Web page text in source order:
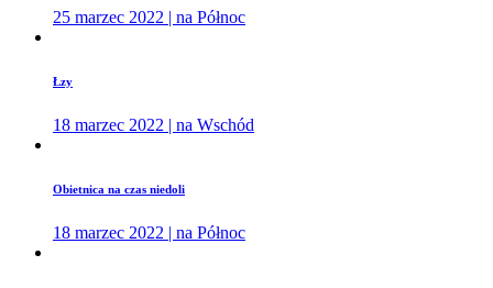
25 marzec 2022 | na Północ
Łzy
18 marzec 2022 | na Wschód
Obietnica na czas niedoli
18 marzec 2022 | na Północ